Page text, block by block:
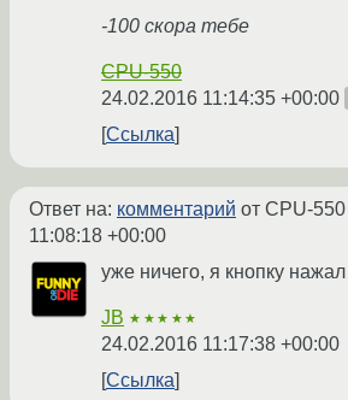
-100 скора тебе
CPU-550
24.02.2016 11:14:35 +00:00
Ссылка
Ответ на: комментарий от CPU-550
11:08:18 +00:00
уже ничего, я кнопку нажал
JB ★★★★★
24.02.2016 11:17:38 +00:00
Ссылка